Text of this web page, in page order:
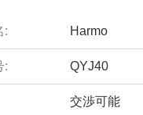
: Harmo
: QYJ40
交渉可能